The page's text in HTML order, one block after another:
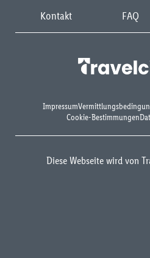
Kontakt FAQ
Impressum
Cookie-Bestimmungen
Diese Webseite wird von